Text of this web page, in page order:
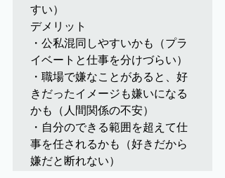
すい）
デメリット
・公私混同しやすいかも（プラ
イベートと仕事を分けづらい）
・職場で嫌なことがあると、好
きだったイメージも嫌いになる
かも（人間関係の不安）
・自分のできる範囲を超えて仕
事を任されるかも（好きだから
嫌だと断れない）